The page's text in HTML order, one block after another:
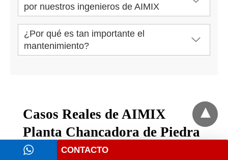
por nuestros ingenieros de AIMIX
¿Por qué es tan importante el
mantenimiento?
Casos Reales de AIMIX
Planta Chancadora de Piedra
CONTACTO